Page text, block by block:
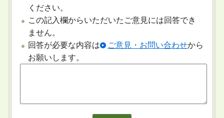
ください。
この記入欄からいただいたご意見には回答でき
ません。
回答が必要な内容は
ご意見・お問い合わせから
お願いします。